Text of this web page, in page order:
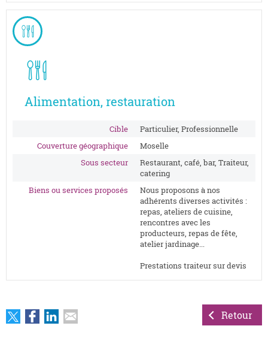
Alimentation, restauration
Cible
Particulier, Professionnelle
Couverture géographique
Moselle
Sous secteur
Restaurant, café, bar, Traiteur,
catering
Biens ou services proposés
Nous proposons à nos
adhérents diverses activités :
repas, ateliers de cuisine,
rencontres avec les
producteurs, repas de fête,
atelier jardinage...
Prestations traiteur sur devis
Retour